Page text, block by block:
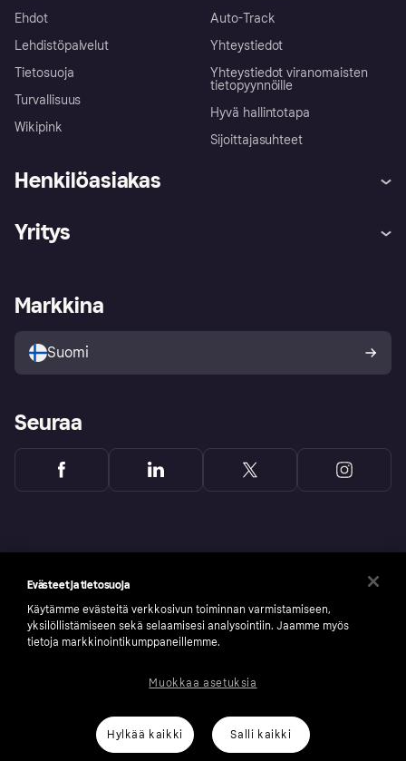
Ehdot
Lehdistöpalvelut
Tietosuoja
Turvallisuus
Wikipink
Auto-Track
Yhteystiedot
Yhteystiedot viranomaisten
tietopyynnöille
Hyvä hallintotapa
Sijoittajasuhteet
Henkilöasiakas
Kirjaudu sisään
Tutustu kauppoihin
Ostajan turva
Yritys
Kirjaudu sisään yrityksenä
Markkina
Suomi
Seuraa
number: 556737-0431
Klarnan evästeselosteKlarna.com
Evästeet ja tietosuoja
Käytämme evästeitä verkkosivun toiminnan varmistamiseen,
yksilöllistämiseen sekä selaamisesi analysointiin. Jaamme myös
tietoja markkinointikumppaneillemme.
Hylkää kaikki Salli kaikki
Muokkaa asetuksia